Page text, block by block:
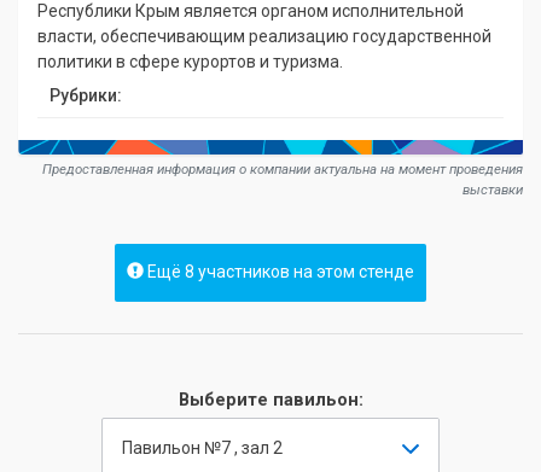
Республики Крым является органом исполнительной
власти, обеспечивающим реализацию государственной
политики в сфере курортов и туризма.
Рубрики:
Предоставленная информация о компании актуальна на момент проведения
выставки
Ещё 8 участников на этом стенде
Выберите павильон:
Павильон №7 , зал 2